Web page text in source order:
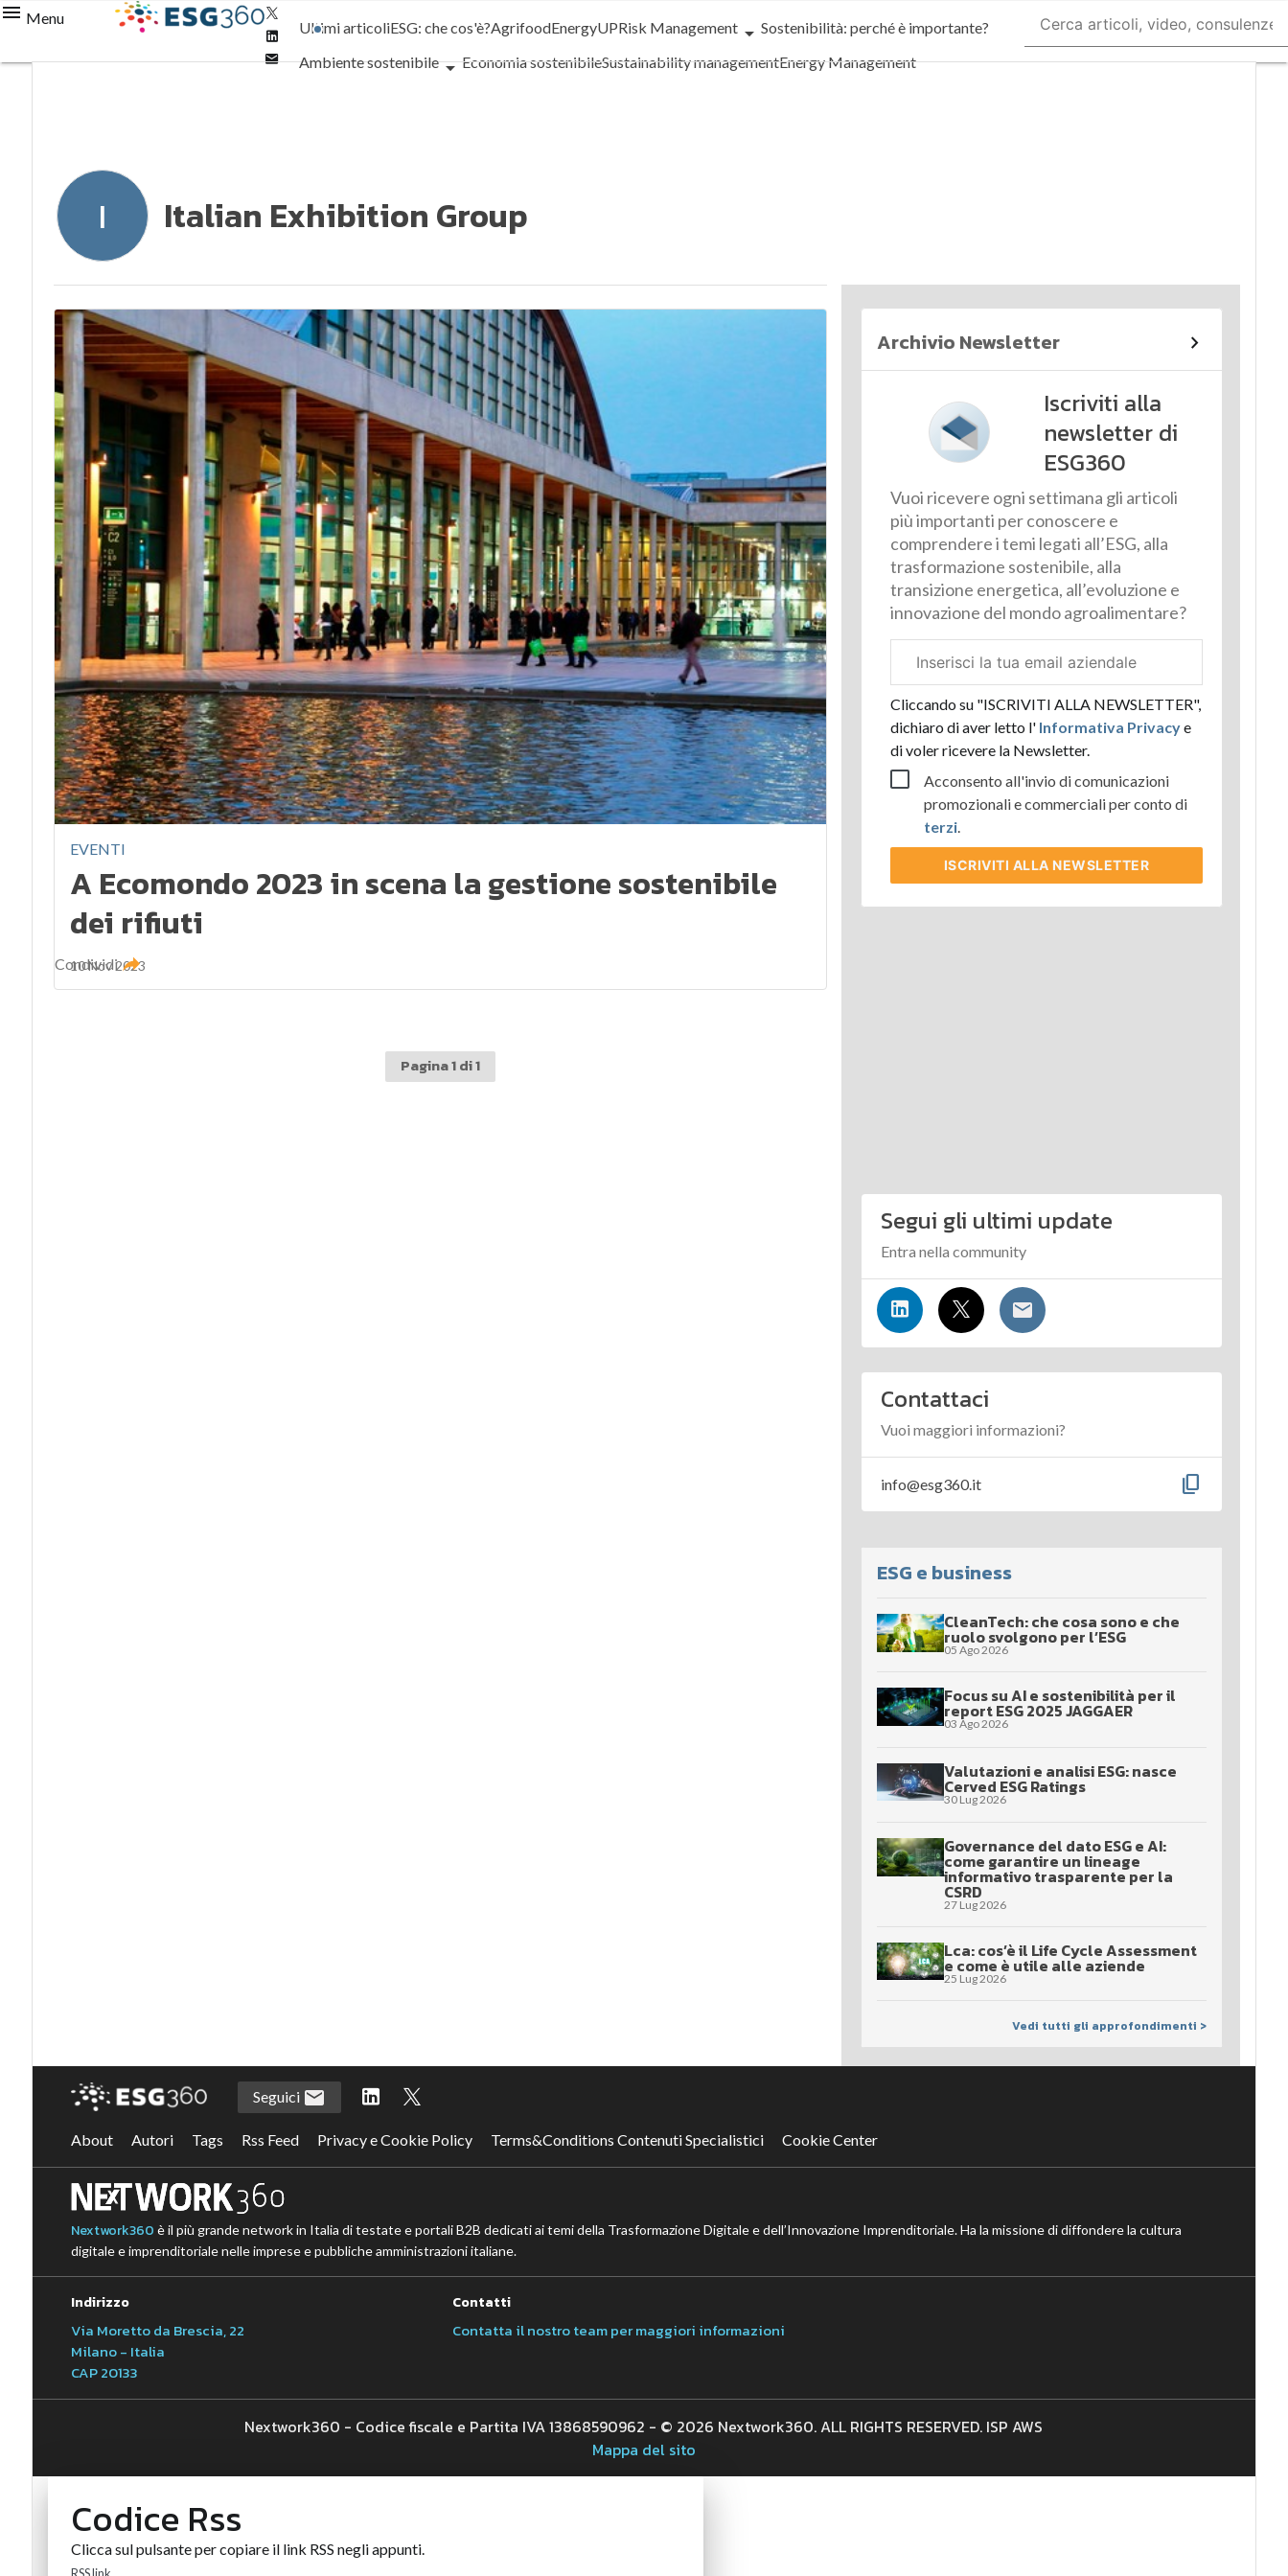
Menu
Linkedin
Email
Ultimi articoliESG: che cos'è?AgrifoodEnergyUPRisk Management
Sostenibilità: perché è importante?
Ambiente sostenibile
Economia sostenibileSustainability managementEnergy Management
I Italian Exhibition Group
EVENTI
A Ecomondo 2023 in scena la gestione sostenibile
dei rifiuti
10 Nov 2023
Condividi
Pagina 1 di 1
Archivio Newsletter
Iscriviti alla
newsletter di
ESG360
Vuoi ricevere ogni settimana gli articoli
più importanti per conoscere e
comprendere i temi legati all’ESG, alla
trasformazione sostenibile, alla
transizione energetica, all’evoluzione e
innovazione del mondo agroalimentare?
aziendale
Cliccando su "ISCRIVITI ALLA NEWSLETTER",
dichiaro di aver letto l'Informativa Privacye
di voler ricevere la Newsletter.
Acconsento all'invio di comunicazioni
promozionali e commerciali per conto di
terzi.
ISCRIVITI ALLA NEWSLETTER
Segui gli ultimi update
Entra nella community
Contattaci
Vuoi maggiori informazioni?
info@esg360.it content_copy
ESG e business
CleanTech: che cosa sono e che
ruolo svolgono per l’ESG
05 Ago 2026
Focus su AI e sostenibilità per il
report ESG 2025 JAGGAER
03 Ago 2026
Valutazioni e analisi ESG: nasce
Cerved ESG Ratings
30 Lug 2026
Governance del dato ESG e AI:
come garantire un lineage
informativo trasparente per la
CSRD
27 Lug 2026
Lca: cos’è il Life Cycle Assessment
e come è utile alle aziende
25 Lug 2026
Vedi tutti gli approfondimenti >
Seguici
About Autori Tags Rss Feed Privacy e Cookie Policy Terms&Conditions Contenuti Specialistici Cookie Center
Nextwork360 è il più grande network in Italia di testate e portali B2B dedicati ai temi della Trasformazione Digitale e dell’Innovazione Imprenditoriale. Ha la missione di diffondere la cultura
digitale e imprenditoriale nelle imprese e pubbliche amministrazioni italiane.
Indirizzo
Via Moretto da Brescia, 22
Milano - Italia
CAP 20133
Contatti
Contatta il nostro team per maggiori informazioni
Nextwork360 - Codice fiscale e Partita IVA 13868590962 - © 2026 Nextwork360. ALL RIGHTS RESERVED. ISP AWS
Mappa del sito
Codice Rss
Clicca sul pulsante per copiare il link RSS negli appunti.